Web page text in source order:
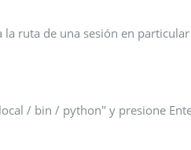
ruta de una sesión en
/ bin / python" y presione